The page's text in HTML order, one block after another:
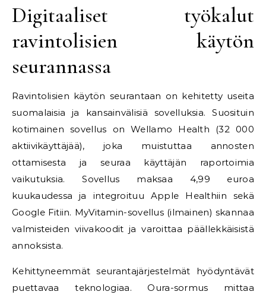
Digitaaliset työkalut
ravintolisien käytön
seurannassa
Ravintolisien käytön seurantaan on kehitetty useita
suomalaisia ja kansainvälisiä sovelluksia. Suosituin
kotimainen sovellus on Wellamo Health (32 000
aktiivikäyttäjää), joka muistuttaa annosten
ottamisesta ja seuraa käyttäjän raportoimia
vaikutuksia. Sovellus maksaa 4,99 euroa
kuukaudessa ja integroituu Apple Healthiin sekä
Google Fitiin. MyVitamin-sovellus (ilmainen) skannaa
valmisteiden viivakoodit ja varoittaa päällekkäisistä
annoksista.
Kehittyneemmät seurantajärjestelmät hyödyntävät
puettavaa teknologiaa. Oura-sormus mittaa